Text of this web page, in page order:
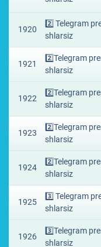
1920
2️⃣ Telegram
shlarsiz
1921
2️⃣Telegram
shlarsiz
1922
2️⃣Telegram
shlarsiz
1923
2️⃣Telegram
shlarsiz
1924
2️⃣Telegram
shlarsiz
1925
3️⃣ Telegram
shlarsiz
1926
3️⃣Telegram
shlarsiz